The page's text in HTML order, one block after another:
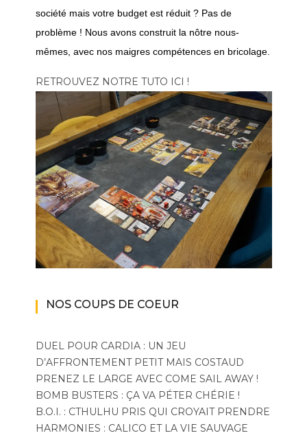
société mais votre budget est réduit ? Pas de
problème ! Nous avons construit la nôtre nous-
mêmes, avec nos maigres compétences en bricolage.
RETROUVEZ NOTRE TUTO ICI !
NOS COUPS DE COEUR
DUEL POUR CARDIA : UN JEU
D’AFFRONTEMENT PETIT MAIS COSTAUD
PRENEZ LE LARGE AVEC COME SAIL AWAY !
BOMB BUSTERS : ÇA VA PÉTER CHÉRIE !
B.O.I. : CTHULHU PRIS QUI CROYAIT PRENDRE
HARMONIES : CALICO ET LA VIE SAUVAGE